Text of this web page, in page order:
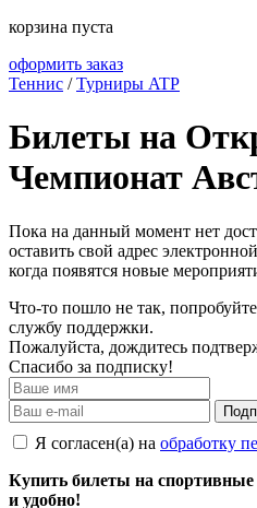
корзина пуста
оформить заказ
Теннис /Турниры ATP
Билеты на
Чемпионат
Пока на данный момент нет
оставить свой адрес
когда появятся новые
Что-то пошло не так,
службу поддержки.
Пожалуйста, дождитесь
Спасибо за подписку!
Я согласен(а) на обработку
Купить билеты на
и удобно!